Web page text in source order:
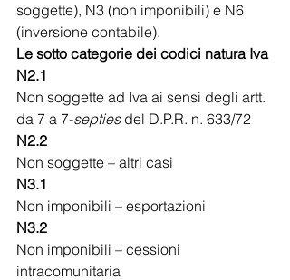
soggette), N3 (non imponibili) e N6
(inversione contabile).
Le sotto categorie dei codici natura Iva
N2.1
Non soggette ad Iva ai sensi degli artt.
da 7 a 7-septies del D.P.R. n. 633/72
N2.2
Non soggette – altri casi
N3.1
Non imponibili – esportazioni
N3.2
Non imponibili – cessioni
intracomunitaria